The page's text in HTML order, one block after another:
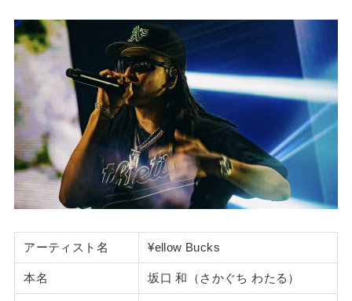
アーティスト名 ¥ellow Bucks
本名 坂口 和（さかぐち わたる）